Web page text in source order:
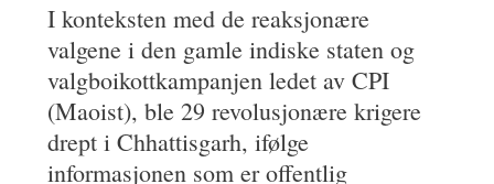
I konteksten med de reaksjonære
valgene i den gamle indiske staten og
valgboikottkampanjen ledet av CPI
(Maoist), ble 29 revolusjonære krigere
drept i Chhattisgarh, ifølge
informasjonen som er offentlig